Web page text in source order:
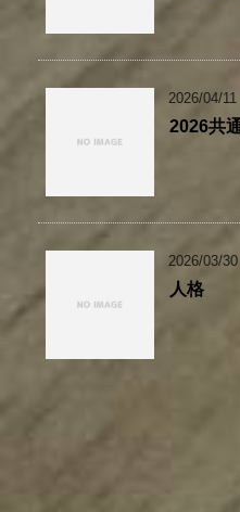
2026/04/11
2026共
2026/03/30
人格